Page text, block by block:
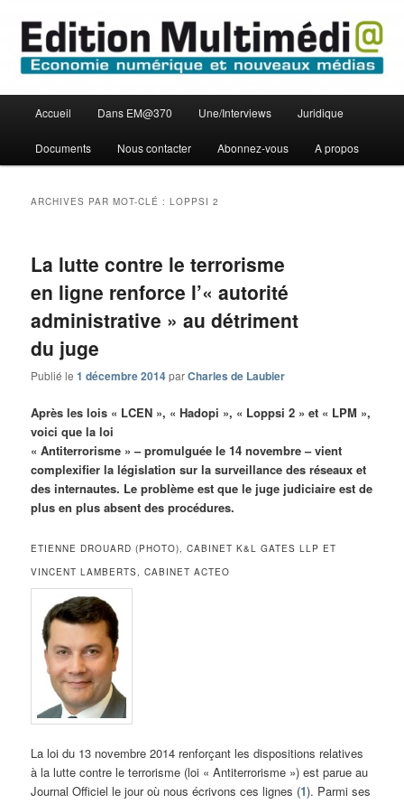
contenu
principal
contenu
secondaire
Edition Multimédi@
principal
Accueil Dans EM@370 Une/Interviews Juridique
Documents Nous contacter Abonnez-vous A propos
ARCHIVES PAR MOT-CLÉ :LOPPSI 2
La lutte contre le terrorisme
en ligne renforce l’« autorité
administrative » au détriment
du juge
Publié le1 décembre 2014parCharles de Laubier
Après les lois « LCEN », « Hadopi », « Loppsi 2 » et « LPM »,
voici que la loi
« Antiterrorisme » – promulguée le 14 novembre – vient
complexifier la législation sur la surveillance des réseaux et
des internautes. Le problème est que le juge judiciaire est de
plus en plus absent des procédures.
ETIENNE DROUARD (PHOTO), CABINET K&L GATES LLP ET
VINCENT LAMBERTS, CABINET ACTEO
La loi du 13 novembre 2014 renforçant les dispositions relatives
à la lutte contre le terrorisme (loi « Antiterrorisme ») est parue au
Journal Officiel le jour où nous écrivons ces lignes (1). Parmi ses